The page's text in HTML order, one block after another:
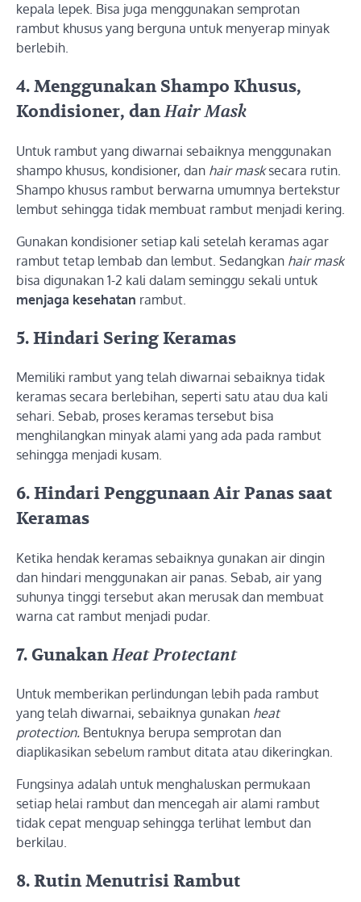
kepala lepek. Bisa juga menggunakan semprotan
rambut khusus yang berguna untuk menyerap minyak
berlebih.
4.Menggunakan Shampo Khusus,
Kondisioner, danHair Mask
Untuk rambut yang diwarnai sebaiknya menggunakan
shampo khusus, kondisioner, dan hair masksecara rutin.
Shampo khusus rambut berwarna umumnya bertekstur
lembut sehingga tidak membuat rambut menjadi kering.
Gunakan kondisioner setiap kali setelah keramas agar
rambut tetap lembab dan lembut. Sedangkan hair mask
bisa digunakan 1-2 kali dalam seminggu sekali untuk
menjaga kesehatan rambut.
5.Hindari Sering Keramas
Memiliki rambut yang telah diwarnai sebaiknya tidak
keramas secara berlebihan, seperti satu atau dua kali
sehari. Sebab, proses keramas tersebut bisa
menghilangkan minyak alami yang ada pada rambut
sehingga menjadi kusam.
6.Hindari Penggunaan Air Panas saat
Keramas
Ketika hendak keramas sebaiknya gunakan air dingin
dan hindari menggunakan air panas. Sebab, air yang
suhunya tinggi tersebut akan merusak dan membuat
warna cat rambut menjadi pudar.
7. GunakanHeat Protectant
Untuk memberikan perlindungan lebih pada rambut
yang telah diwarnai, sebaiknya gunakan heat
protection. Bentuknya berupa semprotan dan
diaplikasikan sebelum rambut ditata atau dikeringkan.
Fungsinya adalah untuk menghaluskan permukaan
setiap helai rambut dan mencegah air alami rambut
tidak cepat menguap sehingga terlihat lembut dan
berkilau.
8.Rutin Menutrisi Rambut